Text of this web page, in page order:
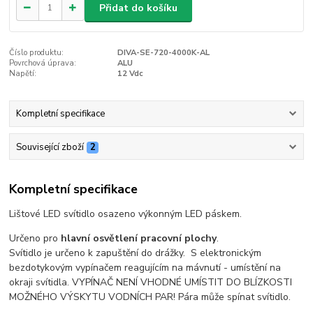
Přidat do košíku
Číslo produktu:
DIVA-SE-720-4000K-AL
Povrchová úprava:
ALU
Napětí:
12 Vdc
Kompletní specifikace
Související zboží 2
Kompletní specifikace
Lištové LED svítidlo osazeno výkonným LED páskem.
Určeno pro hlavní osvětlení pracovní plochy.
Svítidlo je určeno k zapuštění do drážky. S elektronickým
bezdotykovým vypínačem reagujícím na mávnutí - umístění na
okraji svítidla. VYPÍNAČ NENÍ VHODNÉ UMÍSTIT DO BLÍZKOSTI
MOŽNÉHO VÝSKYTU VODNÍCH PAR! Pára může spínat svítidlo.